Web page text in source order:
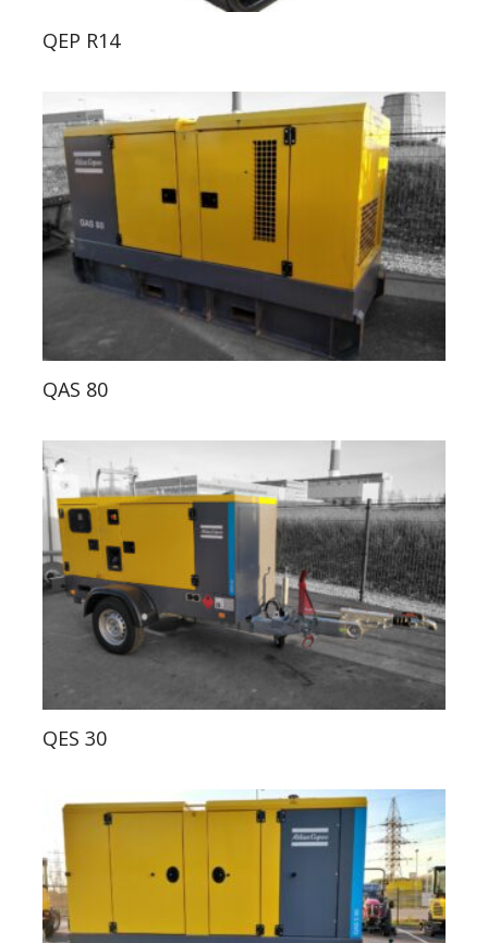
QEP R14
QAS 80
QES 30